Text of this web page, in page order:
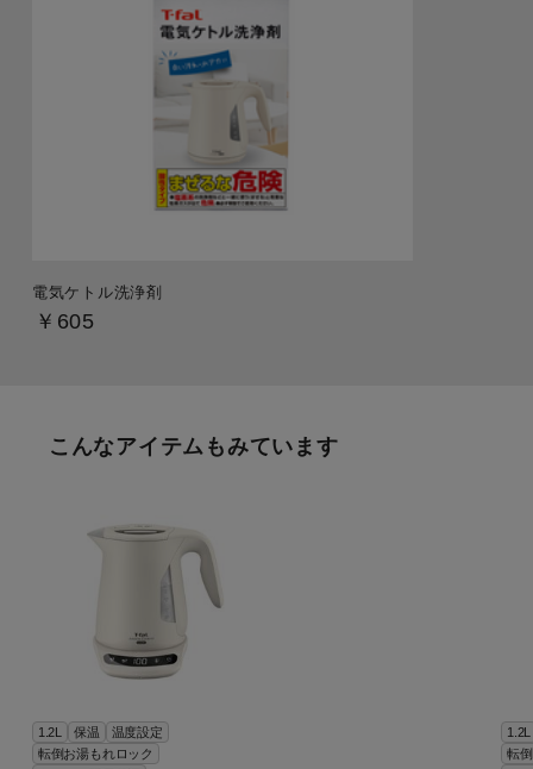
電気ケトル洗浄剤
￥605
こんなアイテムもみています
1.2L 保温
温度設定
転倒お湯もれロック
1.2L
転